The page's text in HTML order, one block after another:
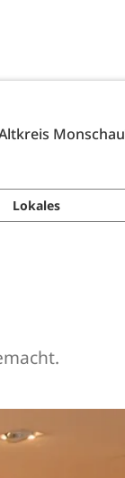
Monschau
Lokales